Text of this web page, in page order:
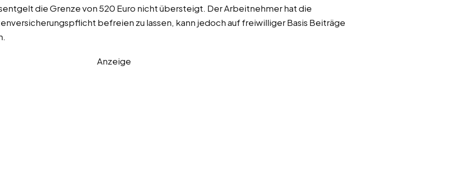
die Grenze von 520 Euro nicht übersteigt. Der Arbeitnehmer hat die
befreien zu lassen, kann jedoch auf freiwilliger Basis Beiträge
Anzeige